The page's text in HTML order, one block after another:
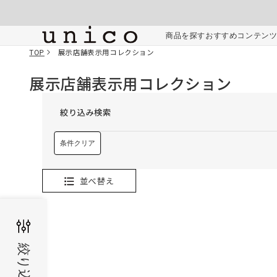
商品を探す おすすめコンテンツ
TOP 展示店舗表示用コレクション
展示店舗表示用コレクション
絞り込み検索
条件クリア
並べ替え